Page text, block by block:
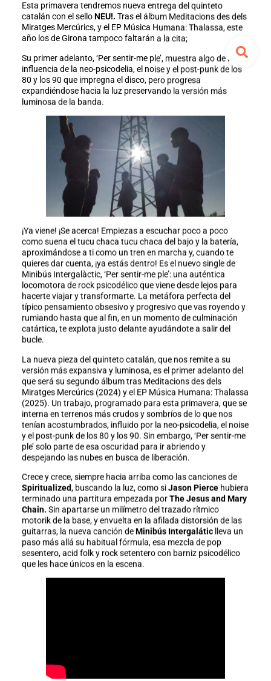
Esta primavera tendremos nueva entrega del quinteto
catalán con el sello NEU!. Tras el álbum Meditacions des dels
Miratges Mercúrics, y el EP Música Humana: Thalassa, este
año los de Girona tampoco faltarán a la cita;
Su primer adelanto, ‘Per sentir-me ple’, muestra algo de la
influencia de la neo-psicodelia, el noise y el post-punk de los
80 y los 90 que impregna el disco, pero progresa
expandiéndose hacia la luz preservando la versión más
luminosa de la banda.
¡Ya viene! ¡Se acerca! Empiezas a escuchar poco a poco
como suena el tucu chaca tucu chaca del bajo y la batería,
aproximándose a ti como un tren en marcha y, cuando te
quieres dar cuenta, ¡ya estás dentro! Es el nuevo single de
Minibús Intergalàctic, ‘Per sentir-me ple’: una auténtica
locomotora de rock psicodélico que viene desde lejos para
hacerte viajar y transformarte. La metáfora perfecta del
típico pensamiento obsesivo y progresivo que vas royendo y
rumiando hasta que al fin, en un momento de culminación
catártica, te explota justo delante ayudándote a salir del
bucle.
La nueva pieza del quinteto catalán, que nos remite a su
versión más expansiva y luminosa, es el primer adelanto del
que será su segundo álbum tras Meditacions des dels
Miratges Mercúrics (2024) y el EP Música Humana: Thalassa
(2025). Un trabajo, programado para esta primavera, que se
interna en terrenos más crudos y sombríos de lo que nos
tenían acostumbrados, influido por la neo-psicodelia, el noise
y el post-punk de los 80 y los 90. Sin embargo, ‘Per sentir-me
ple’ solo parte de esa oscuridad para ir abriendo y
despejando las nubes en busca de liberación.
Crece y crece, siempre hacia arriba como las canciones de
Spiritualized, buscando la luz, como siJason Pierce hubiera
terminado una partitura empezada porThe Jesus and Mary
Chain. Sin apartarse un milímetro del trazado rítmico
motorik de la base, y envuelta en la afilada distorsión de las
guitarras, la nueva canción deMinibús Intergaláticlleva un
paso más allá su habitual fórmula, esa mezcla de pop
sesentero, acid folk y rock setentero con barniz psicodélico
que les hace únicos en la escena.